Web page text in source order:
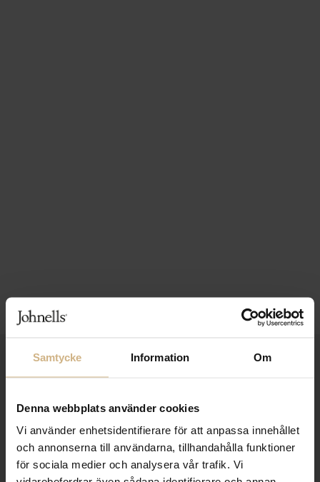
Samtycke Information Om
Denna webbplats använder cookies
Vi använder enhetsidentifierare för att anpassa innehållet
och annonserna till användarna, tillhandahålla funktioner
för sociala medier och analysera vår trafik. Vi
1-3 VARDAGARS LEVERANS